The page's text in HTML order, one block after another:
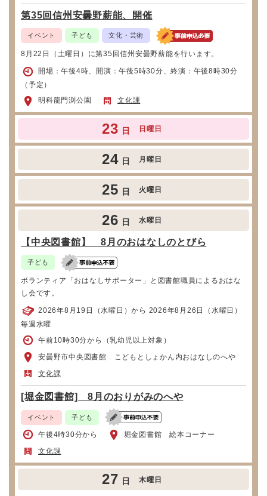
第35回信州安曇野薪能、開催
イベント 子ども 文化・芸術
8月22日（土曜日）に第35回信州安曇野薪能を行います。
開場：午後4時、開演：午後5時30分、終演：午後8時30分
（予定）
明科龍門渕公園
文化課
23 日 日曜日
24 日 月曜日
25 日 火曜日
26 日 水曜日
【中央図書館】 8月のおはなしのとびら
子ども
ボランティア「おはなしサポーター」と図書館職員によるおはな
し会です。
2026年8月19日（水曜日）から 2026年8月26日（水曜日）
毎週水曜
午前10時30分から（乳幼児以上対象）
安曇野市中央図書館 こどもとしょかん内おはなしのへや
文化課
[堀金図書館] 8月のおりがみのへや
イベント 子ども
午後4時30分から
堀金図書館 絵本コーナー
文化課
27 日 木曜日